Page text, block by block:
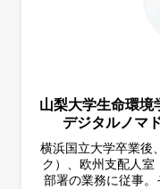
山梨大学生命環境
デジタルノマ
横浜国立大学卒業後
ク）、欧州支配人室
部署の業務に従事